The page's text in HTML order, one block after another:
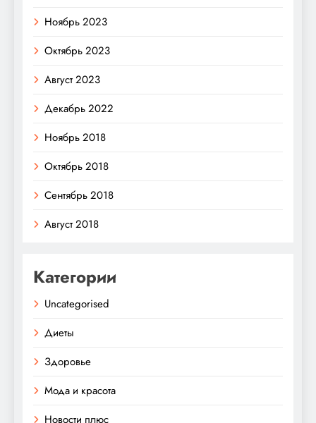
Ноябрь 2023
Октябрь 2023
Август 2023
Декабрь 2022
Ноябрь 2018
Октябрь 2018
Сентябрь 2018
Август 2018
Категории
Uncategorised
Диеты
Здоровье
Мода и красота
Новости плюс